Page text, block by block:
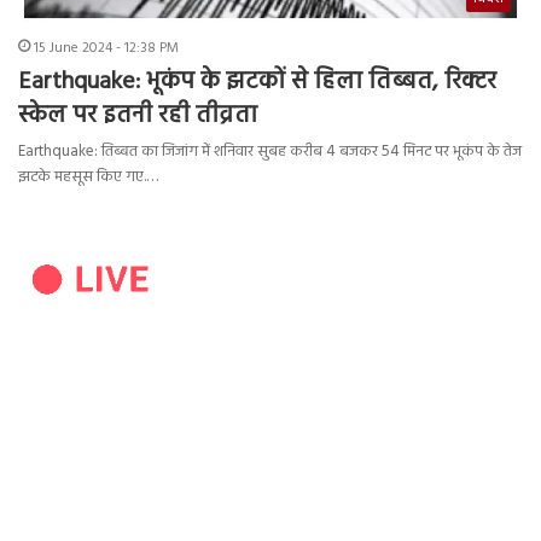
15 June 2024 - 12:38 PM
Earthquake: भूकंप के झटकों से हिला तिब्बत, रिक्टर
स्केल पर इतनी रही तीव्रता
Earthquake: तिब्बत का जिजांग में शनिवार सुबह करीब 4 बजकर 54 मिनट पर भूकंप के तेज
झटके महसूस किए गए.…